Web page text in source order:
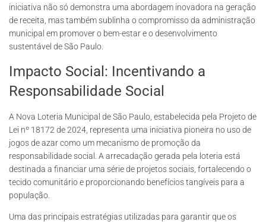
iniciativa não só demonstra uma abordagem inovadora na geração
de receita, mas também sublinha o compromisso da administração
municipal em promover o bem-estar e o desenvolvimento
sustentável de São Paulo.
Impacto Social: Incentivando a
Responsabilidade Social
A Nova Loteria Municipal de São Paulo, estabelecida pela Projeto de
Lei nº 18172 de 2024, representa uma iniciativa pioneira no uso de
jogos de azar como um mecanismo de promoção da
responsabilidade social. A arrecadação gerada pela loteria está
destinada a financiar uma série de projetos sociais, fortalecendo o
tecido comunitário e proporcionando benefícios tangíveis para a
população.
Uma das principais estratégias utilizadas para garantir que os